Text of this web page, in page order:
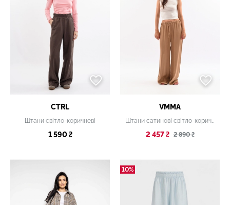
CTRL
Штани світло-коричневі
1 590 ₴
VMMA
Штани сатинові світло-коричневі
2 457 ₴ 2 890 ₴
10%